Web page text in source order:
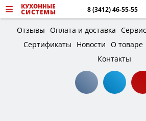
8 (3412) 46-55-55
Отзывы Оплата и доставка
Сертификаты
Новости О товаре
Контакты